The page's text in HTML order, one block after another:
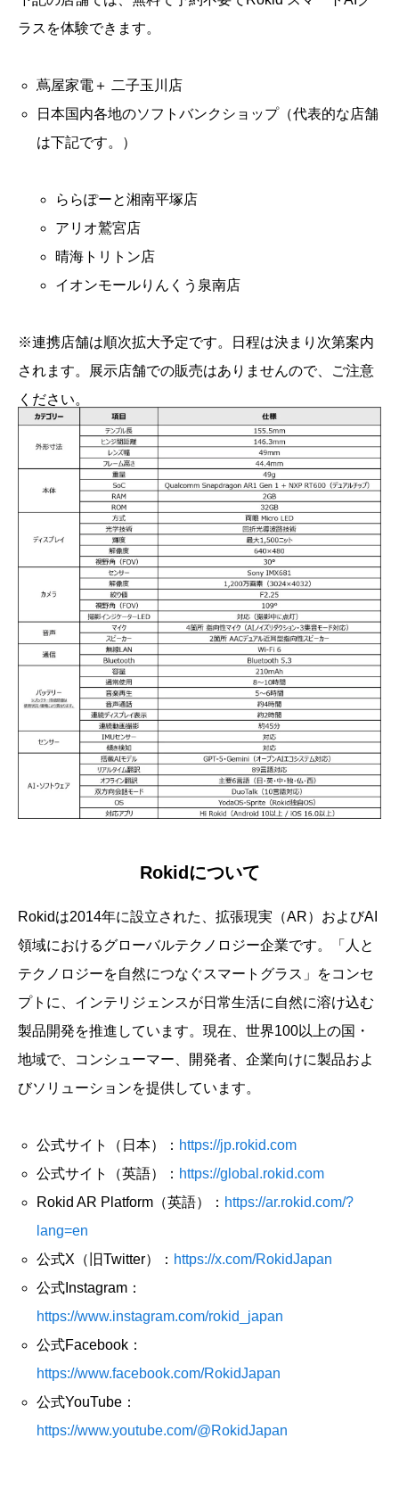
ラスを体験できます。
蔦屋家電＋ 二子玉川店
日本国内各地のソフトバンクショップ（代表的な店舗
は下記です。）
ららぽーと湘南平塚店
アリオ鷲宮店
晴海トリトン店
イオンモールりんくう泉南店
※連携店舗は順次拡大予定です。日程は決まり次第案内
されます。展示店舗での販売はありませんので、ご注意
ください。
Rokidについて
Rokidは2014年に設立された、拡張現実（AR）およびAI
領域におけるグローバルテクノロジー企業です。「人と
テクノロジーを自然につなぐスマートグラス」をコンセ
プトに、インテリジェンスが日常生活に自然に溶け込む
製品開発を推進しています。現在、世界100以上の国・
地域で、コンシューマー、開発者、企業向けに製品およ
びソリューションを提供しています。
公式サイト（日本）： https://jp.rokid.com
公式サイト（英語）： https://global.rokid.com
Rokid AR Platform（英語）： https://ar.rokid.com/?
lang=en
公式X（旧Twitter）： https://x.com/RokidJapan
公式Instagram：
https://www.instagram.com/rokid_japan
公式Facebook：
https://www.facebook.com/RokidJapan
公式YouTube：
https://www.youtube.com/@RokidJapan